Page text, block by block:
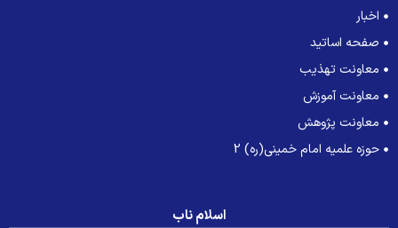
اخبار
صفحه اساتید
معاونت تهذیب
معاونت آموزش
معاونت پژوهش
حوزه علمیه امام خمینی(ره) 2
اسلام ناب